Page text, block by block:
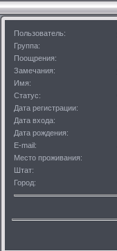
Пользователь:
Группа:
Поощрения:
Замечания:
Имя:
Статус:
Дата регистрации:
Дата входа:
Дата рождения:
E-mail:
Место проживания:
Штат:
Город: